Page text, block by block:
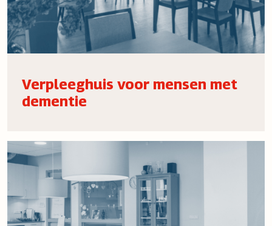
Verpleeghuis voor mensen met
dementie